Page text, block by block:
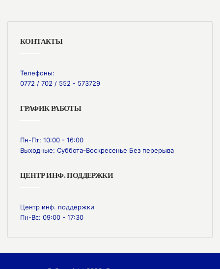
КОНТАКТЫ
Телефоны:
0772 / 702 / 552 - 573729
ГРАФИК РАБОТЫ
Пн-Пт: 10:00 - 16:00
Выходные: Суббота-Воскресенье Без перерыва
ЦЕНТР ИНФ. ПОДДЕРЖКИ
Центр инф. поддержки
Пн-Вс: 09:00 - 17:30